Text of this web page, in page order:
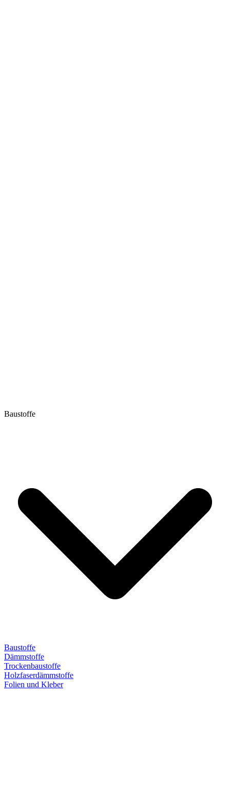
Baustoffe
Baustoffe
Dämmstoffe
Trockenbaustoffe
Holzfaserdämmstoffe
Folien und Kleber